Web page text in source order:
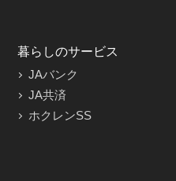
暮らしのサービス
JAバンク
JA共済
ホクレンSS